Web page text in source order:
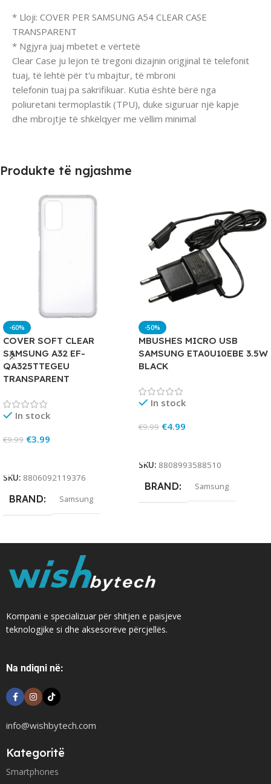
* Lloji: COVER PER SAMSUNG A54 CLEAR CASE
TRANSPARENT
* Ngjyra juaj mbetet e vërtetë
Clear Case ju lejon të tregoni dizajnin origjinal të telefonit
tuaj, të lehtë për t'u mbajtur, të mbroni
telefonin tuaj pa sakrifikuar. Kutia është bërë nga
poliuretani termoplastik (TPU), duke siguruar një kapje
dhe mbrojtje të shkëlqyer me vëllim minimal
Produkte të ngjashme
-60%
COVER SOFT CLEAR
SAMSUNG A32 EF-
QA325TTEGEU
TRANSPARENT
In stock
€9.99 €3.99
SKU: 8806092119376
BRAND Samsung
-50%
MBUSHES MICRO USB
SAMSUNG ETA0U10EBE 3.5W
BLACK
In stock
€9.99 €4.99
SKU: 8808993588510
BRAND Samsung
Kompani e specializuar për shitjen e paisjeve
teknologjike si dhe aksesorëve përcjellës.
Na ndiqni në:
info@wishbytech.com
Kategoritë
Smartphones